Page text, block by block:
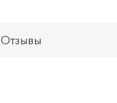
Отзывы